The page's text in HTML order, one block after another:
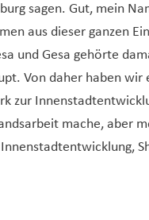
sagen. Gut, mein
aus dieser ganzen
und Gesa gehörte
Von daher haben wir
zur
mache, aber